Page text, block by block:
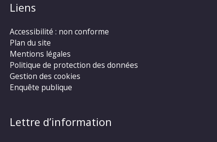
Liens
Accessibilité : non conforme
Plan du site
Mentions légales
Politique de protection des données
Gestion des cookies
Enquête publique
Lettre d’information